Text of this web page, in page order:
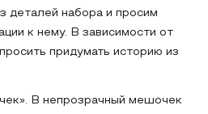
деталей набора и просим
к нему. В зависимости от
придумать историю из
В непрозрачный мешочек